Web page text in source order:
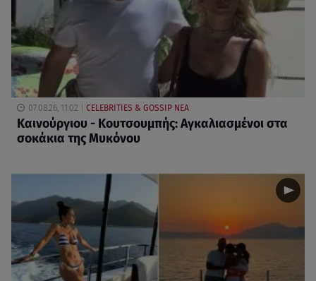
07.08.26, 11:02 CELEBRITIES & GOSSIP ΝΕΑ
Καινούργιου - Κουτσουμπής: Αγκαλιασμένοι στα
σοκάκια της Μυκόνου